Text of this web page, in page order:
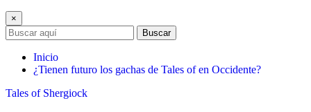
×
Buscar
Inicio
¿Tienen futuro los gachas de Tales of en Occidente?
Tales of Shergiock